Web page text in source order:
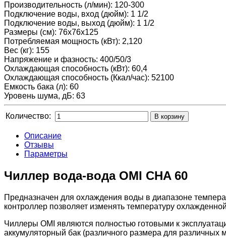
Производительность (л/мин): 120-300
Подключение воды, вход (дюйм): 1 1/2
Подключение воды, выход (дюйм): 1 1/2
Размеры (см): 76x76x125
Потребляемая мощность (кВт): 2,120
Вес (кг): 155
Напряжение и фазность: 400/50/3
Охлаждающая способность (кВт): 60,4
Охлаждающая способность (Ккал/час): 52100
Емкость бака (л): 60
Уровень шума, дБ: 63
Количество:
Описание
Отзывы
Параметры
Чиллер вода-вода OMI CHA 60
Предназначен для охлаждения воды в диапазоне
контроллер позволяет изменять температуру
Чиллеры OMI являются полностью готовыми к
аккумуляторный бак (различного размера для различных